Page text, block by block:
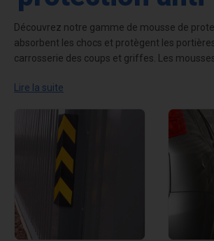
Découvrez notre gamme de mousse de
absorbent les chocs et protègent les
carrosserie des coups et griffes. Les
compose de mousse de tailles différentes
Lire la suite